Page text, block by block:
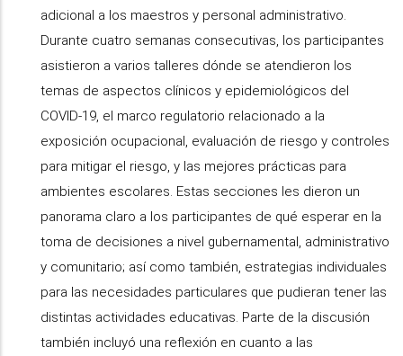
adicional a los maestros y personal administrativo.
Durante cuatro semanas consecutivas, los participantes
asistieron a varios talleres dónde se atendieron los
temas de aspectos clínicos y epidemiológicos del
COVID-19, el marco regulatorio relacionado a la
exposición ocupacional, evaluación de riesgo y controles
para mitigar el riesgo, y las mejores prácticas para
ambientes escolares. Estas secciones les dieron un
panorama claro a los participantes de qué esperar en la
toma de decisiones a nivel gubernamental, administrativo
y comunitario; así como también, estrategias individuales
para las necesidades particulares que pudieran tener las
distintas actividades educativas. Parte de la discusión
también incluyó una reflexión en cuanto a las